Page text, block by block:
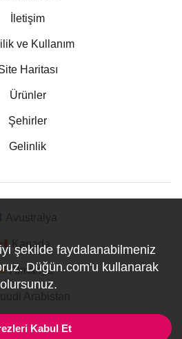
İletişim
ve Kullanım
Haritası
Ürünler
Şehirler
Gelinlik
Kanada
Almanya
şekilde faydalanabilmeniz
Düğün.com'u kullanarak
Kabul Et